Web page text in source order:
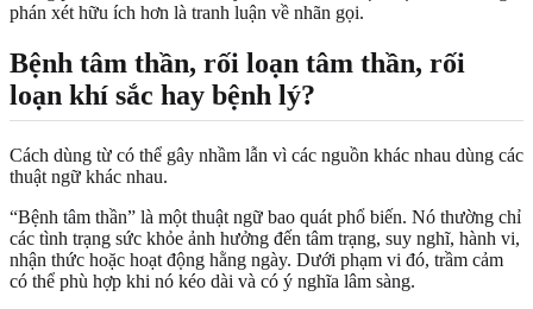
phán xét hữu ích hơn là tranh luận về nhãn gọi.
Bệnh tâm thần, rối loạn tâm thần, rối
loạn khí sắc hay bệnh lý?
Cách dùng từ có thể gây nhầm lẫn vì các nguồn khác nhau dùng các
thuật ngữ khác nhau.
“Bệnh tâm thần” là một thuật ngữ bao quát phổ biến. Nó thường chỉ
các tình trạng sức khỏe ảnh hưởng đến tâm trạng, suy nghĩ, hành vi,
nhận thức hoặc hoạt động hằng ngày. Dưới phạm vi đó, trầm cảm
có thể phù hợp khi nó kéo dài và có ý nghĩa lâm sàng.